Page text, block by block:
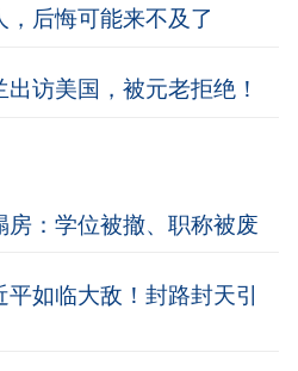
后悔可能来不及了
访美国，被元老拒绝！
：学位被撤、职称被废
如临大敌！封路封天引